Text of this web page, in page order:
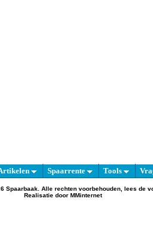
Spaarrente Tools
Spaarbaak. Alle rechten voorbehouden, lees de
Realisatie door MMinternet